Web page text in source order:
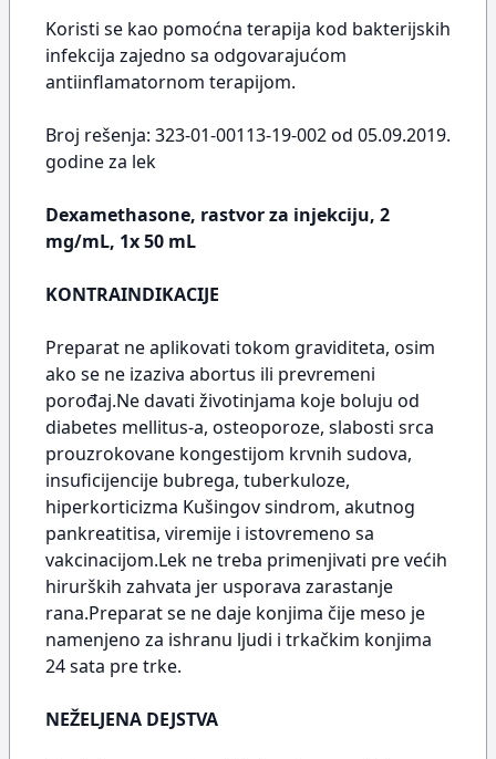
Koristi se kao pomoćna terapija kod bakterijskih
infekcija zajedno sa odgovarajućom
antiinflamatornom terapijom.
Broj rešenja: 323-01-00113-19-002 od 05.09.2019.
godine za lek
Dexamethasone, rastvor za injekciju, 2
mg/mL, 1x 50 mL
KONTRAINDIKACIJE
Preparat ne aplikovati tokom graviditeta, osim
ako se ne izaziva abortus ili prevremeni
porođaj.Ne davati životinjama koje boluju od
diabetes mellitus-a, osteoporoze, slabosti srca
prouzrokovane kongestijom krvnih sudova,
insuficijencije bubrega, tuberkuloze,
hiperkorticizma Kušingov sindrom, akutnog
pankreatitisa, viremije i istovremeno sa
vakcinacijom.Lek ne treba primenjivati pre većih
hirurških zahvata jer usporava zarastanje
rana.Preparat se ne daje konjima čije meso je
namenjeno za ishranu ljudi i trkačkim konjima
24 sata pre trke.
NEŽELJENA DEJSTVA